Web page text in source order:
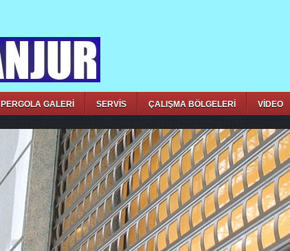
PERGOLA GALERİ SERVİS ÇALIŞMA BÖLGELERİ VİDEO